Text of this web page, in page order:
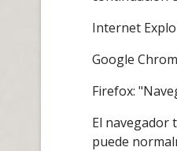
Internet
Google
Firefox:
El navegador
puede